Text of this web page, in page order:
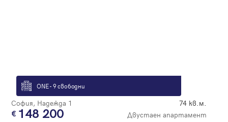
ONE - 9 свободни
София, Надежда 1 74 кв.м.
148 200
Двустаен апартамент